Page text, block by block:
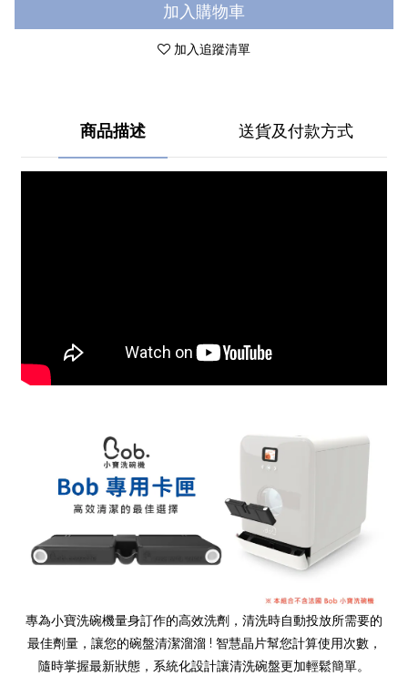
加入購物車
加入追蹤清單
商品描述 送貨及付款方式
專為小寶洗碗機量身訂作的高效洗劑，清洗時自動投放所需要的
最佳劑量，讓您的碗盤清潔溜溜! 智慧晶片幫您計算使用次數，
隨時掌握最新狀態，系統化設計讓清洗碗盤更加輕鬆簡單。